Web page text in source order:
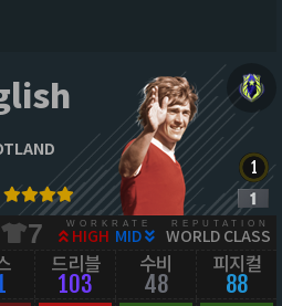
7 WORKRATE
HIGH MID
REPUTATION
WORLD CLASS
드리블
103
수비
48
피지컬
88